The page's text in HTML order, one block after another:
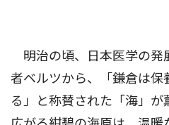
明治の頃、日本医学の発
者ベルツから、「鎌倉は保
る」と称賛された「海」